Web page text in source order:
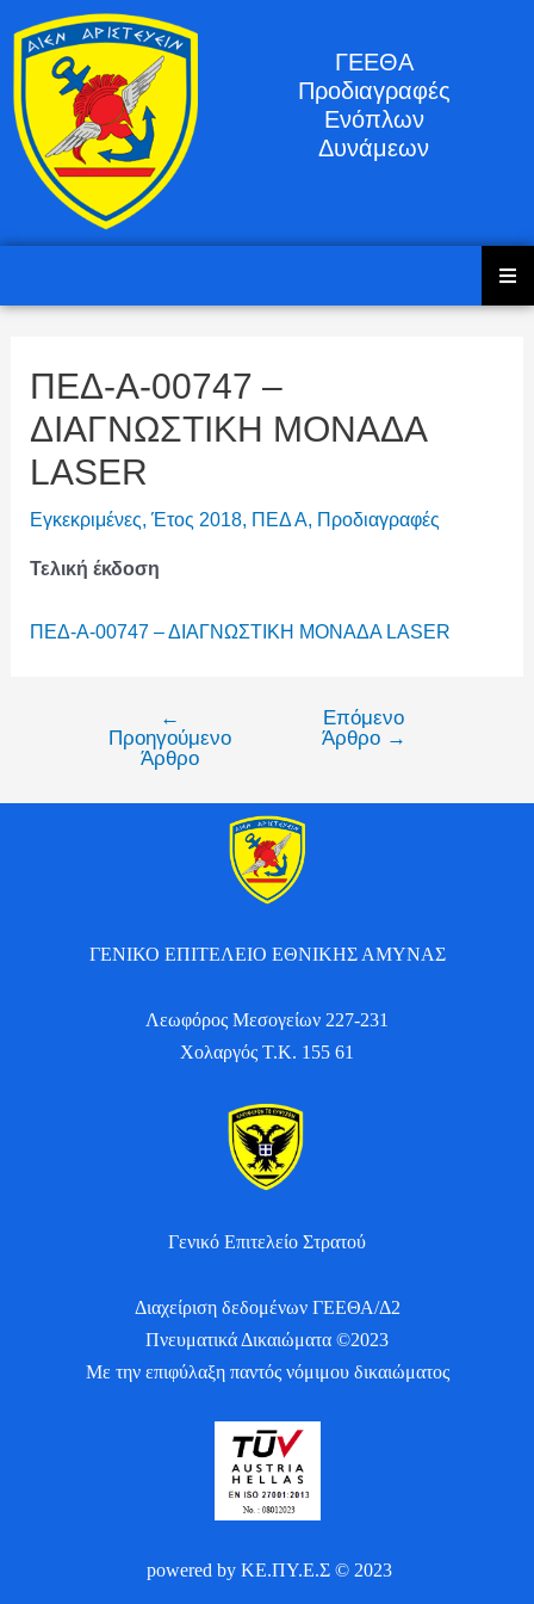
ΓΕΕΘΑ
Προδιαγραφές
Ενόπλων
Δυνάμεων
ΠΕΔ-Α-00747 –
ΔΙΑΓΝΩΣΤΙΚΗ ΜΟΝΑΔΑ
LASER
Εγκεκριμένες, Έτος 2018, ΠΕΔ Α, Προδιαγραφές
Τελική έκδοση
ΠΕΔ-Α-00747 – ΔΙΑΓΝΩΣΤΙΚΗ ΜΟΝΑΔΑ LASER
←
Προηγούμενο
Άρθρο
Επόμενο
Άρθρο →
ΓΕΝΙΚΟ ΕΠΙΤΕΛΕΙΟ ΕΘΝΙΚΗΣ ΑΜΥΝΑΣ
Λεωφόρος Μεσογείων 227-231
Χολαργός Τ.Κ. 155 61
Γενικό Επιτελείο Στρατού
Διαχείριση δεδομένων ΓΕΕΘΑ/Δ2
Πνευματικά Δικαιώματα ©2023
Με την επιφύλαξη παντός νόμιμου δικαιώματος
powered by ΚΕ.ΠΥ.Ε.Σ © 2023